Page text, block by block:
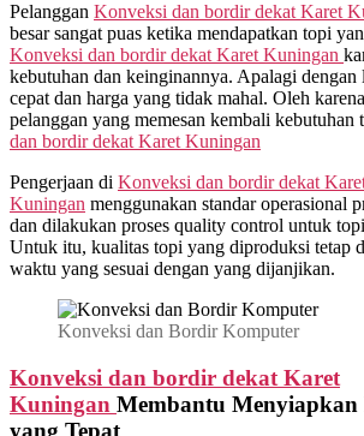
Pelanggan Konveksi dan bordir dekat Karet
besar sangat puas ketika mendapatkan topi
Konveksi dan bordir dekat Karet Kuningan
kebutuhan dan keinginannya. Apalagi
cepat dan harga yang tidak mahal. Oleh
pelanggan yang memesan kembali kebutuhan
dan bordir dekat Karet Kuningan
Pengerjaan di Konveksi dan bordir dekat
Kuningan menggunakan standar operasional
dan dilakukan proses quality control untuk
Untuk itu, kualitas topi yang diproduksi tetap
waktu yang sesuai dengan yang dijanjikan.
Konveksi dan Bordir Komputer
Konveksi dan bordir dekat Karet
Kuningan Membantu Menyiapkan
yang Tepat